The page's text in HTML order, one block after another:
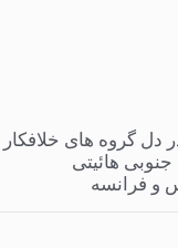
دل گروه های خلافکار
جنوبی هائیتی
و فرانسه